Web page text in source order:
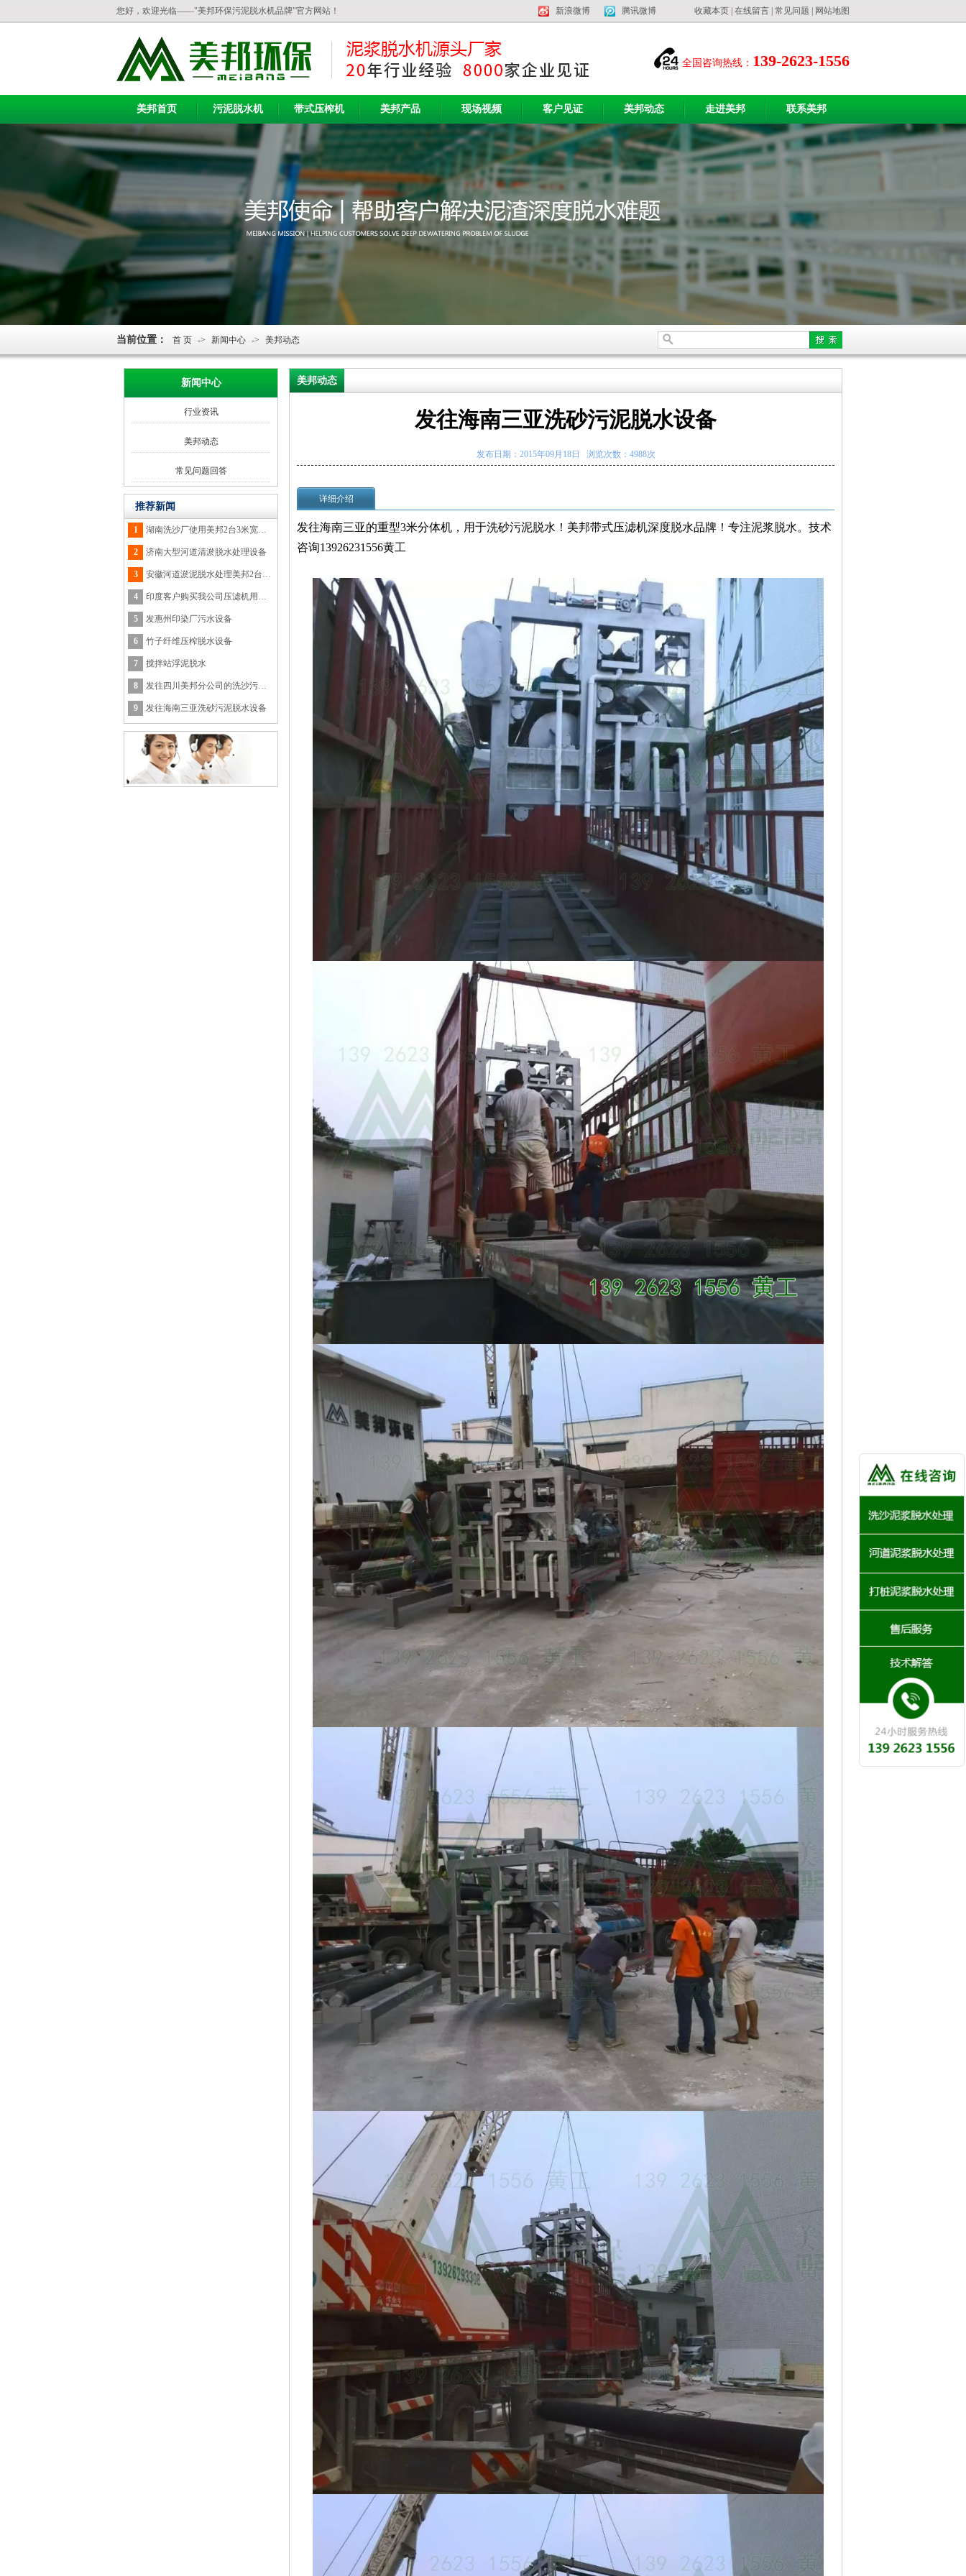
您好，欢迎光临——"美邦环保污泥脱水机品牌"官方网站！ 新浪微博 腾讯微博 收藏本页 在线留言 常见问题 网站地图
全国咨询热线： 139-2623-1556
美邦首页 污泥脱水机 带式压榨机 美邦产品 现场视频 客户见证 美邦动态 走进美邦 联系美邦
当前位置： 首 页 -> 新闻中心 -> 美邦动态
新闻中心
行业资讯
美邦动态
常见问题回答
推荐新闻
1 湖南洗沙厂使用美邦2台3米宽脱水设备
2 济南大型河道清淤脱水处理设备
3 安徽河道淤泥脱水处理美邦2台3米设备
4 印度客户购买我公司压滤机用于木糠脱水
5 发惠州印染厂污水设备
6 竹子纤维压榨脱水设备
7 搅拌站浮泥脱水
8 发往四川美邦分公司的洗沙污泥处理设备
9 发往海南三亚洗砂污泥脱水设备
美邦动态
发往海南三亚洗砂污泥脱水设备
发布日期：2015年09月18日 浏览次数：4988次
详细介绍
发往海南三亚的重型3米分体机，用于洗砂污泥脱水！美邦带式压滤机深度脱水品牌！专注泥浆脱水。技术
咨询13926231556黄工